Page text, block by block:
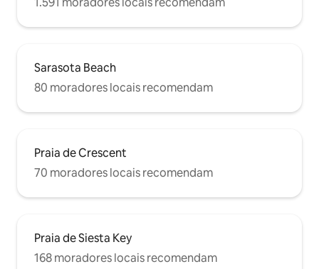
Sarasota Beach
80 moradores locais recomendam
Praia de Crescent
70 moradores locais recomendam
Praia de Siesta Key
168 moradores locais recomendam